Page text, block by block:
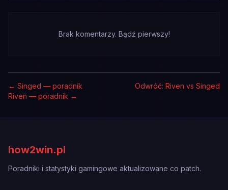
Brak komentarzy. Bądź pierwszy!
← Singed — poradnik
Odwróć: Riven vs Singed
Riven — poradnik →
how2win.pl
Poradniki i statystyki gamingowe aktualizowane co patch.